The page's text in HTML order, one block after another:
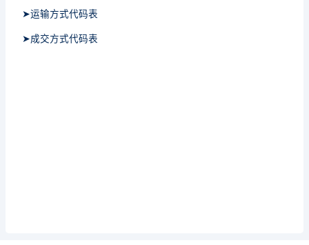
➤运输方式代码表
➤成交方式代码表